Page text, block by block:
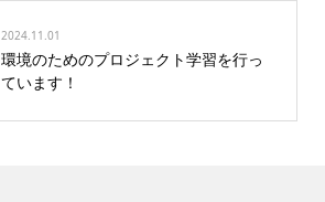
2024.11.01
環境のためのプロジェクト学習を行っ
ています！